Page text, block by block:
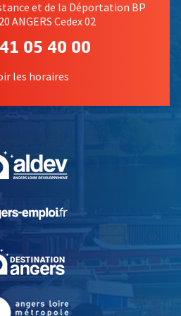
et de la Déportation BP
ANGERS Cedex 02
05 40 00
les horaires
, Ouvre une nouvelle
, Ouvre une nouvelle